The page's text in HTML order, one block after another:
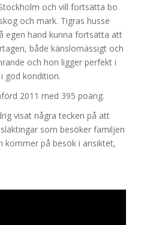
och vill fortsätta bo
och mark. Tigras husse
egen hand kunna fortsätta att
både känslomässigt och
och hon ligger perfekt i
god kondition.
2011 med 395 poäng.
visat några tecken på att
som besöker familjen
kommer på besök i ansiktet,